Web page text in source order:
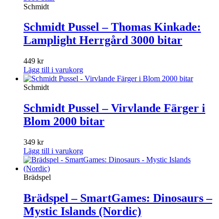
Schmidt
Schmidt Pussel – Thomas Kinkade:
Lamplight Herrgård 3000 bitar
449 kr
Lägg till i varukorg
Schmidt
Schmidt Pussel – Virvlande Färger i
Blom 2000 bitar
349 kr
Lägg till i varukorg
Brädspel
Brädspel – SmartGames: Dinosaurs –
Mystic Islands (Nordic)